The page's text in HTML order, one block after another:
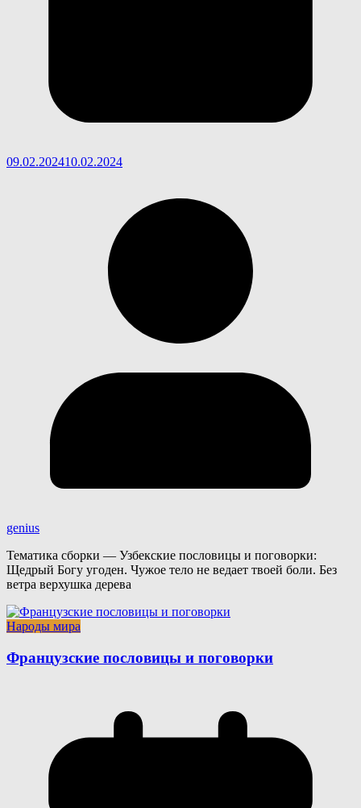
09.02.202410.02.2024
genius
Тематика сборки — Узбекские пословицы и поговорки:
Щедрый Богу угоден. Чужое тело не ведает твоей боли. Без
ветра верхушка дерева
Народы мира
Французские пословицы и поговорки